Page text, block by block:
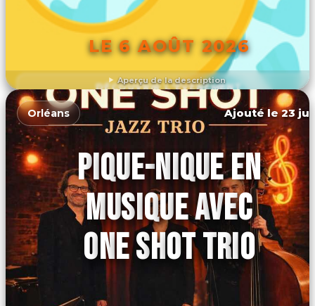
Aperçu de la description
LE 6 AOÛT 2026
DÉCOUVRIR L'ÉVÉNEMENT
Orléans Ajouté le 23
PIQUE-NIQUE EN
MUSIQUE AVEC
ONE SHOT TRIO